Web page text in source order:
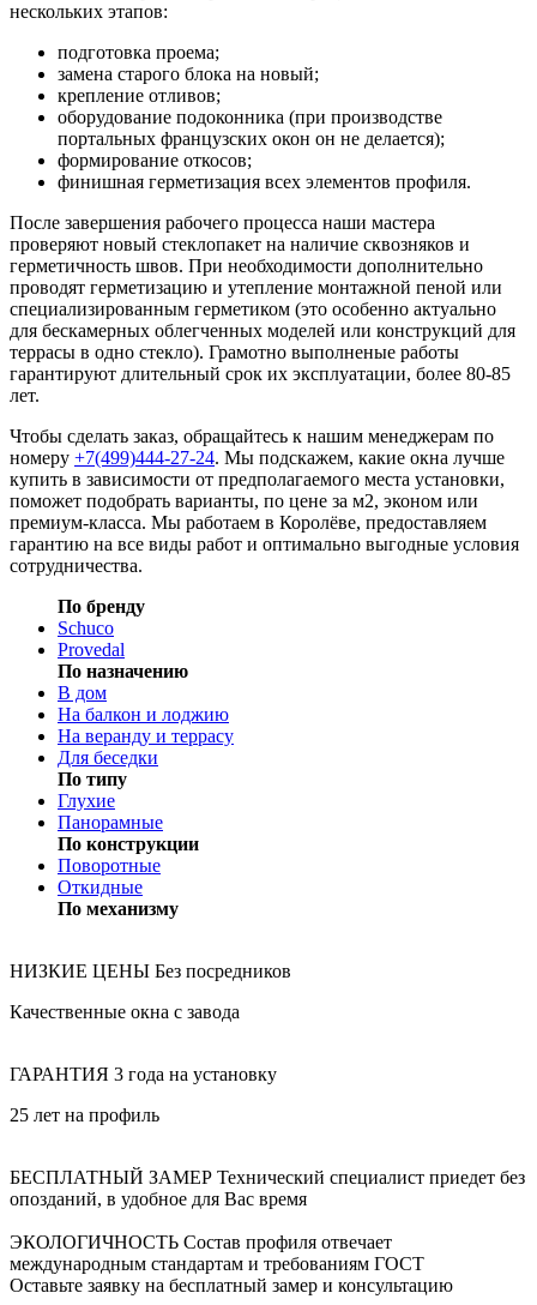
нескольких этапов:
подготовка проема;
замена старого блока на новый;
крепление отливов;
оборудование подоконника (при производстве
портальных французских окон он не делается);
формирование откосов;
финишная герметизация всех элементов профиля.
После завершения рабочего процесса наши мастера
проверяют новый стеклопакет на наличие сквозняков и
герметичность швов. При необходимости дополнительно
проводят герметизацию и утепление монтажной пеной или
специализированным герметиком (это особенно актуально
для бескамерных облегченных моделей или конструкций для
террасы в одно стекло). Грамотно выполненые работы
гарантируют длительный срок их эксплуатации, более 80-85
лет.
Чтобы сделать заказ, обращайтесь к нашим менеджерам по
номеру +7(499)444-27-24. Мы подскажем, какие окна лучше
купить в зависимости от предполагаемого места установки,
поможет подобрать варианты, по цене за м2, эконом или
премиум-класса. Мы работаем в Королёве, предоставляем
гарантию на все виды работ и оптимально выгодные условия
сотрудничества.
По бренду
Schuco
Provedal
По назначению
В дом
На балкон и лоджию
На веранду и террасу
Для беседки
По типу
Глухие
Панорамные
По конструкции
Поворотные
Откидные
По механизму
НИЗКИЕ ЦЕНЫ Без посредников
Качественные окна с завода
ГАРАНТИЯ 3 года на установку
25 лет на профиль
БЕСПЛАТНЫЙ ЗАМЕР Технический специалист приедет без
опозданий, в удобное для Вас время
ЭКОЛОГИЧНОСТЬ Состав профиля отвечает
международным стандартам и требованиям ГОСТ
Оставьте заявку на бесплатный замер и консультацию